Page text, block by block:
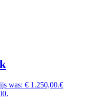
was: € 1.250,00.€